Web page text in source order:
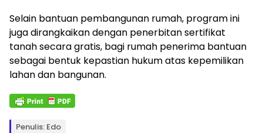
Selain bantuan pembangunan rumah, program ini
juga dirangkaikan dengan penerbitan sertifikat
tanah secara gratis, bagi rumah penerima bantuan
sebagai bentuk kepastian hukum atas kepemilikan
lahan dan bangunan.
Penulis: Edo